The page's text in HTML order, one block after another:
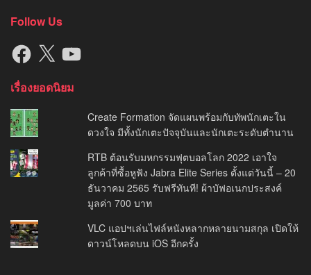
Follow Us
Facebook
X YouTube
เรื่องยอดนิยม
Create Formation จัดแผนพร้อมกับทัพนักเตะใน
ดวงใจ มีทั้งนักเตะปัจจุบันและนักเตะระดับตำนาน
RTB ต้อนรับมหกรรมฟุตบอลโลก 2022 เอาใจ
ลูกค้าที่ซื้อหูฟัง Jabra Elite Series ตั้งแต่วันนี้ – 20
ธันวาคม 2565 รับฟรีทันที! ผ้าบัฟอเนกประสงค์
มูลค่า 700 บาท
VLC แอปฯเล่นไฟล์หนังหลากหลายนามสกุล เปิดให้
ดาวน์โหลดบน iOS อีกครั้ง